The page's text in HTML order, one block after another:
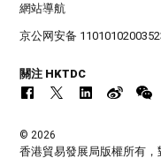
網站導航
京公网安备
關注 HKTDC
© 2026
香港貿易發展局版權所有，